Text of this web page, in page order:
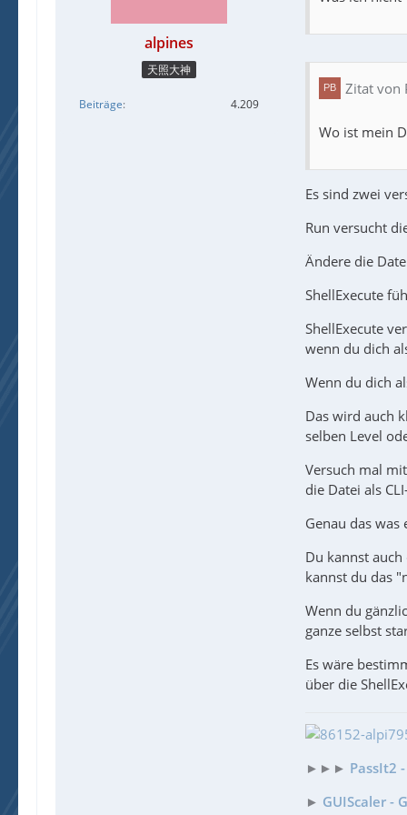
alpines
天照大神
Beiträge 4.209
Zitat von
Wo ist mein
Es sind zwei
Run versucht
Ändere die
ShellExecute
ShellExecute
wenn du dich
Wenn du dich
Das wird auch
selben Level
Versuch mal
die Datei als
Genau das was
Du kannst
kannst du das
Wenn du
ganze selbst
Es wäre
über die
►►► PassIt2
► GUIScaler -